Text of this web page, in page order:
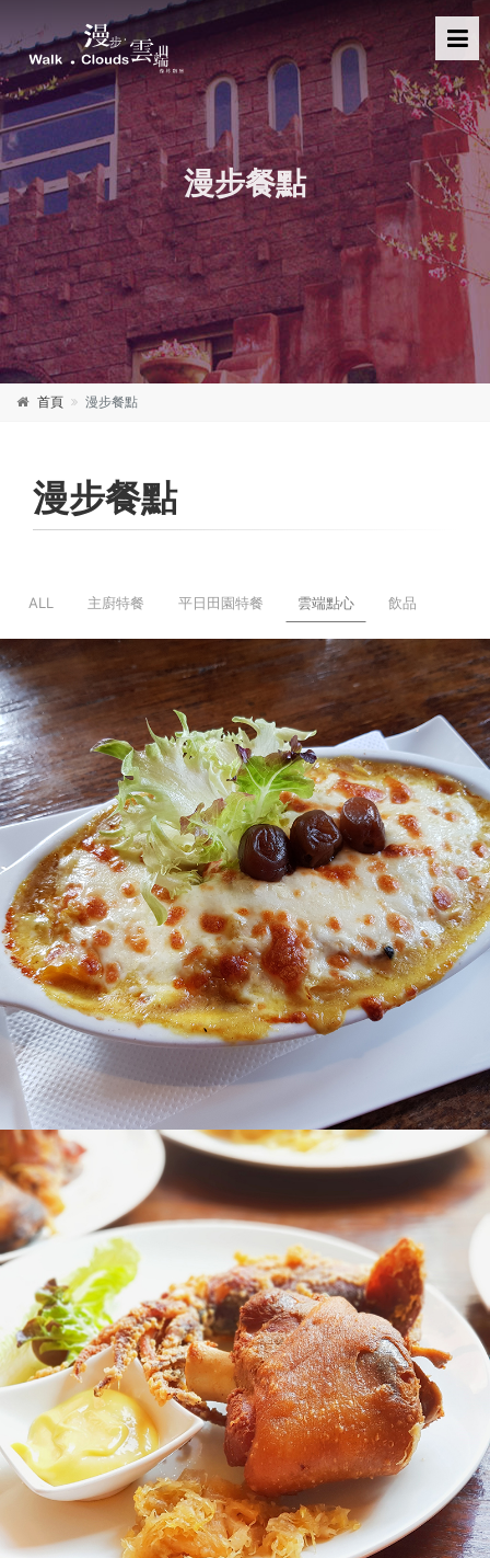
漫步餐點
首頁 漫步餐點
漫步餐點
ALL 主廚特餐 平日田園特餐 雲端點心 飲品
奶油雞肉麵
楓糖德國豬腳